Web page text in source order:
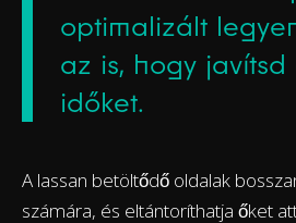
optimalizált
az is, hogy
időket.
A lassan betöltődő oldalak
számára, és eltántoríthatja őket